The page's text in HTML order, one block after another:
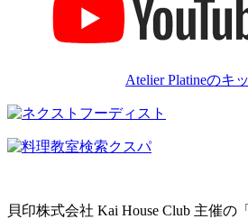
Atelier Platineのキ
貝印株式会社 Kai House Club 主催の